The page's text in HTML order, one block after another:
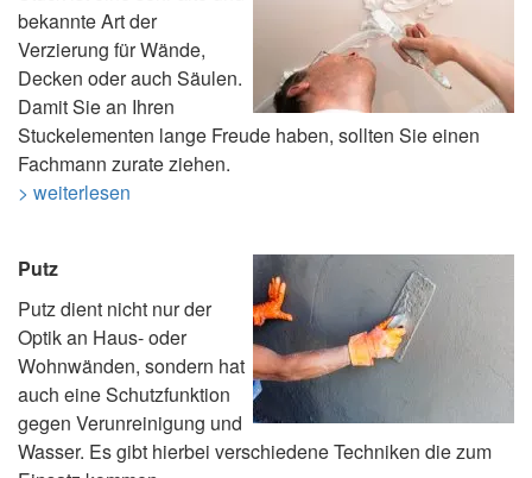
bekannte Art der
Verzierung für Wände,
Decken oder auch Säulen.
Damit Sie an Ihren
Stuckelementen lange Freude haben, sollten Sie einen
Fachmann zurate ziehen.
> weiterlesen
Putz
Putz dient nicht nur der
Optik an Haus- oder
Wohnwänden, sondern hat
auch eine Schutzfunktion
gegen Verunreinigung und
Wasser. Es gibt hierbei verschiedene Techniken die zum